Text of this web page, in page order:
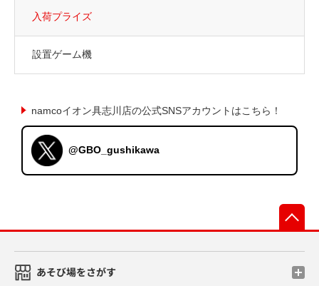
入荷プライズ
設置ゲーム機
namcoイオン具志川店の公式SNSアカウントはこちら！
@GBO_gushikawa
あそび場をさがす